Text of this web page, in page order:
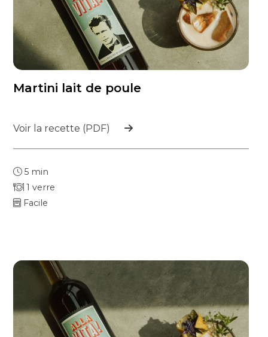
Martini lait de poule
Voir la recette (PDF)
5 min
1 verre
Facile